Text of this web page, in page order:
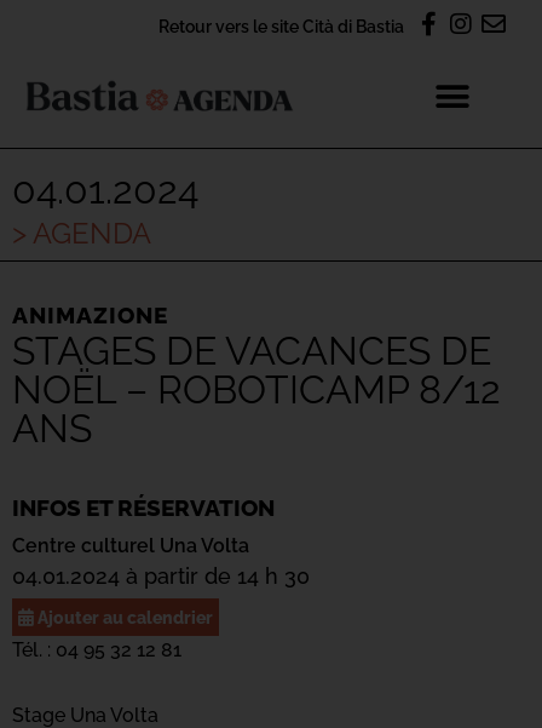
Retour vers le site Cità di Bastia
04.01.2024
> AGENDA
ANIMAZIONE
STAGES DE VACANCES DE
NOËL – ROBOTICAMP 8/12
ANS
INFOS ET RÉSERVATION
Centre culturel Una Volta
04.01.2024 à partir de 14 h 30
Ajouter au calendrier
Tél. : 04 95 32 12 81
Stage Una Volta